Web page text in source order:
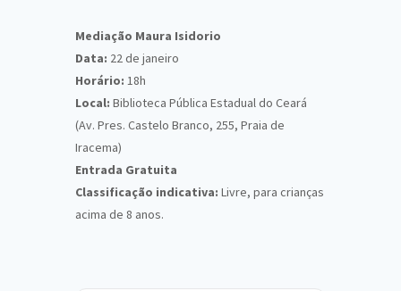
Mediação Maura Isidorio
Data: 22 de janeiro
Horário: 18h
Local: Biblioteca Pública Estadual do Ceará
(Av. Pres. Castelo Branco, 255, Praia de
Iracema)
Entrada Gratuita
Classificação indicativa: Livre, para crianças
acima de 8 anos.